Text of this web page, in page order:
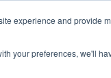
experience and provide
your preferences, we'll
for Om oss